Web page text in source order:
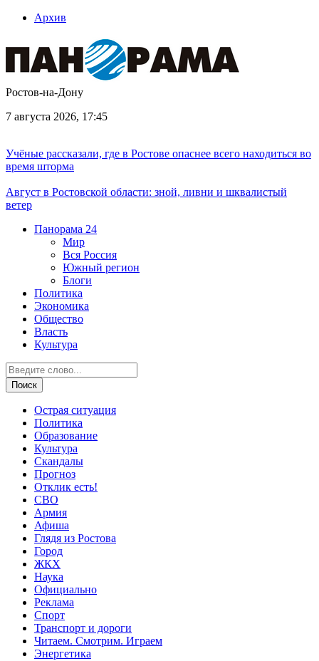
Архив
Ростов-на-Дону
7 августа 2026, 17:45
Учёные рассказали, где в Ростове опаснее всего находиться во
время шторма
Август в Ростовской области: зной, ливни и шквалистый
ветер
Панорама 24
Мир
Вся Россия
Южный регион
Блоги
Политика
Экономика
Общество
Власть
Культура
Острая ситуация
Политика
Образование
Культура
Скандалы
Прогноз
Отклик есть!
СВО
Армия
Афиша
Глядя из Ростова
Город
ЖКХ
Наука
Официально
Реклама
Спорт
Транспорт и дороги
Читаем. Смотрим. Играем
Энергетика